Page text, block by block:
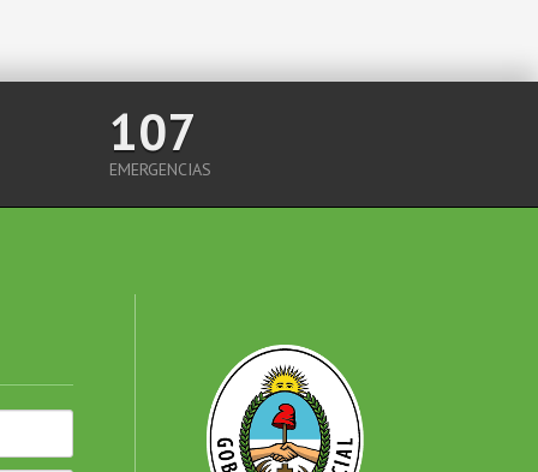
107
EMERGENCIAS